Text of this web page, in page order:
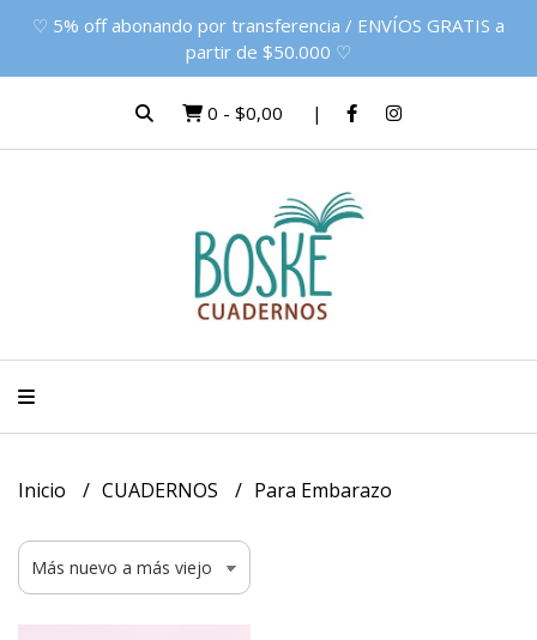
♡ 5% off abonando por transferencia / ENVÍOS GRATIS a
partir de $50.000 ♡
0 - $0,00
Inicio CUADERNOS Para Embarazo